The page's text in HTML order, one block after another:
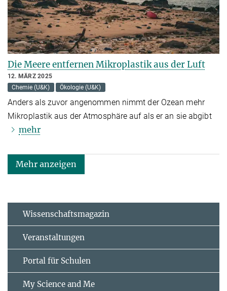
Die Meere entfernen Mikroplastik aus der Luft
12. MÄRZ 2025
Chemie (U&K)
Ökologie (U&K)
Anders als zuvor angenommen nimmt der Ozean mehr
Mikroplastik aus der Atmosphäre auf als er an sie abgibt
mehr
Mehr anzeigen
Wissenschaftsmagazin
Veranstaltungen
Portal für Schulen
My Science and Me